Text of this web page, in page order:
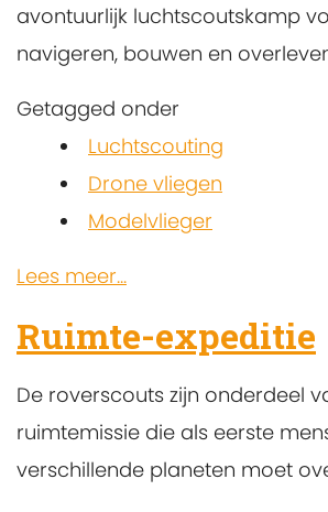
avontuurlijk luchtscoutskamp
navigeren, bouwen en
Getagged onder
Luchtscouting
Drone vliegen
Modelvlieger
Lees meer...
Ruimte-expeditie
De roverscouts zijn onderdeel
ruimtemissie die als eerste
verschillende planeten moet